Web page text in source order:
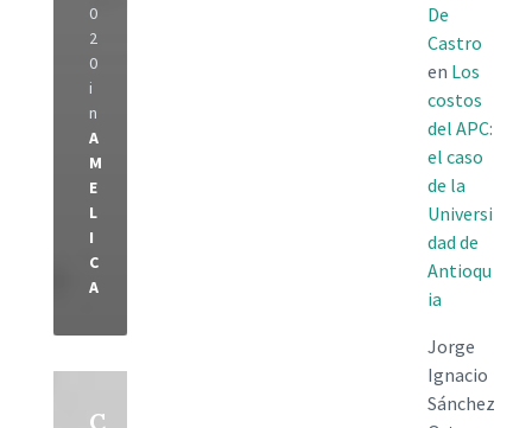
0
2
0
i
n
A
M
E
L
I
C
A
C
De
Castro
en Los
costos
del APC:
el caso
de la
Universi
dad de
Antioqu
ia
Jorge
Ignacio
Sánchez